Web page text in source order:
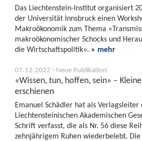
Das Liechtenstein-Institut organisiert
der Universität Innsbruck einen
Makroökonomik zum Thema
makroökonomischer Schocks und
die Wirtschaftspolitik». » mehr
07.12.2022 - Neue Publikation
«Wissen, tun, hoffen, sein» –
erschienen
Emanuel Schädler hat als
Liechtensteinischen Akademischen
Schrift verfasst, die als Nr. 56 diese
zehnjährigem Ruhen wiederbelebt.